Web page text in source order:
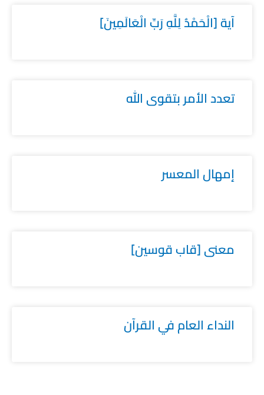
آية [الْحَمْدُ لِلَّهِ رَبِّ الْعَالَمِينَ]
تعدد الأمر بتقوى الله
إمهال المعسر
معنى [قاب قوسين]
النداء العام في القرآن